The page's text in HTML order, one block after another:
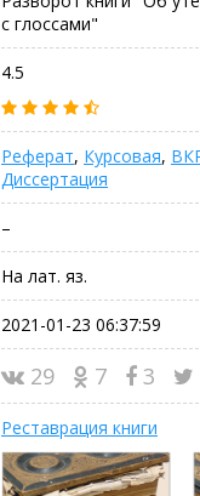
с глоссами"
4.5
Реферат, Курсовая,
Диссертация
–
На лат. яз.
2021-01-23 06:37:59
29 7 3
Реставрация книги